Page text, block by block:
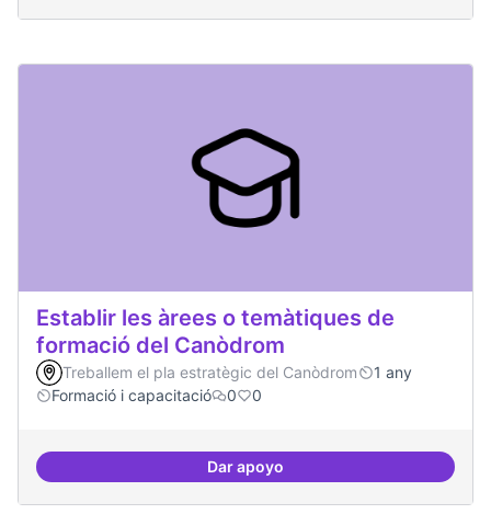
Establir les àrees o temàtiques de
formació del Canòdrom
Treballem el pla estratègic del Canòdrom
1 any
Formació i capacitació
0 0
Dar apoyoEstablir les àrees o temàtiques